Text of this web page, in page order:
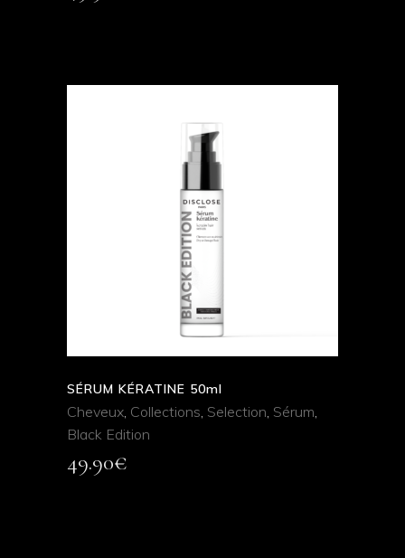
AJOUTER AU
PANIER
QUICK VIEW
SÉRUM KÉRATINE 50ml
Cheveux, Collections, Selection, Sérum,
Black Edition
49.90€